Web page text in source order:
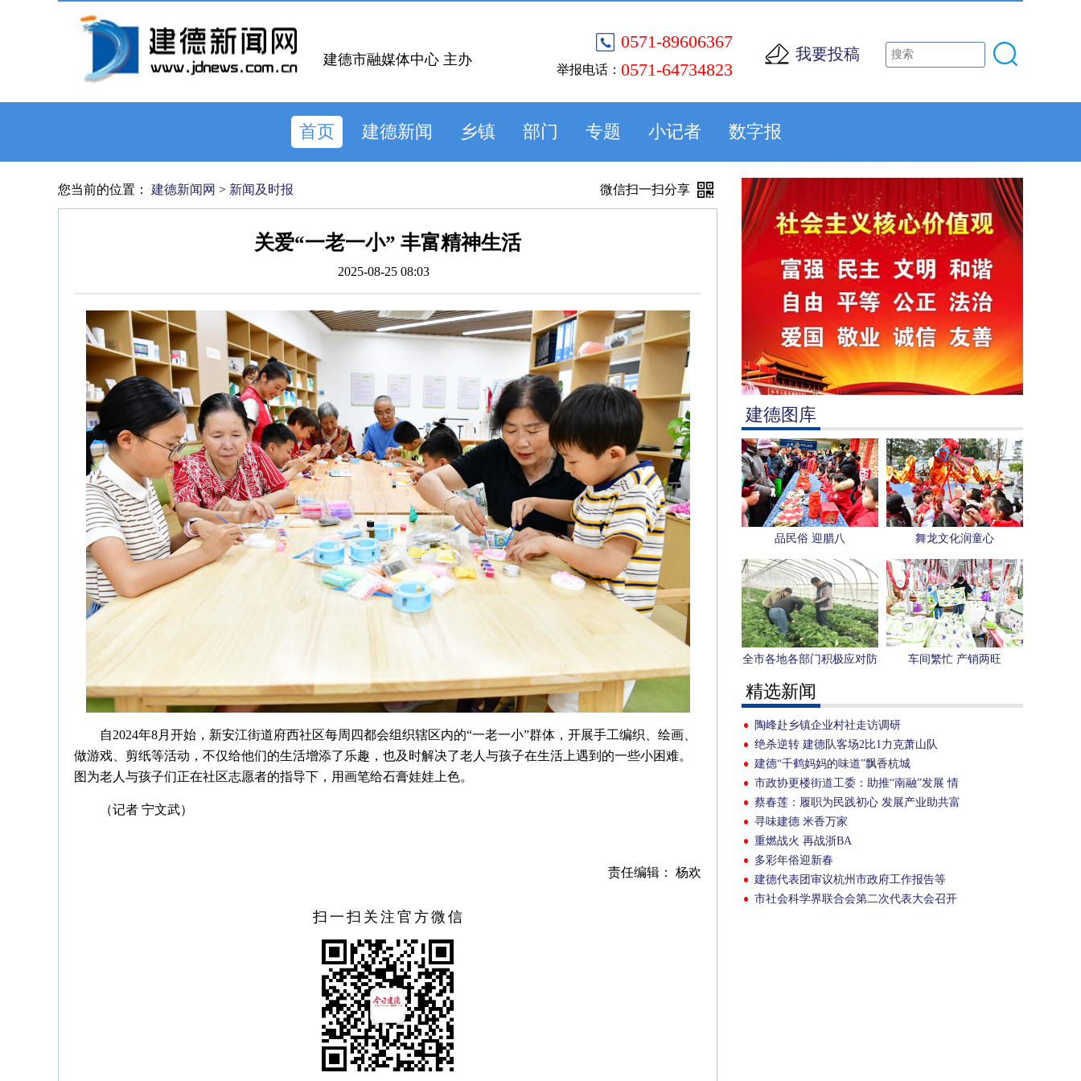
0571-89606367
举报电话： 0571-64734823
我要投稿
建德市融媒体中心 主办
首页 建德新闻 乡镇 部门 专题 小记者 数字报
建德图库
品民俗 迎腊八 舞龙文化润童心
全市各地各部门积极应对防
范低温冰冻影响
车间繁忙 产销两旺
精选新闻
陶峰赴乡镇企业村社走访调研
绝杀逆转 建德队客场2比1力克萧山队
建德“千鹤妈妈的味道”飘香杭城
市政协更楼街道工委：助推“南融”发展 情
系“民生”关切
蔡春莲：履职为民践初心 发展产业助共富
寻味建德 米香万家
重燃战火 再战浙BA
多彩年俗迎新春
建德代表团审议杭州市政府工作报告等
市社会科学界联合会第二次代表大会召开
您当前的位置： 建德新闻网 > 新闻及时报 微信扫一扫分享
关爱“一老一小” 丰富精神生活
2025-08-25 08:03
自2024年8月开始，新安江街道府西社区每周四都会组织辖区内的“一老一小”群体，开展手工编织、绘画、
做游戏、剪纸等活动，不仅给他们的生活增添了乐趣，也及时解决了老人与孩子在生活上遇到的一些小困难。
图为老人与孩子们正在社区志愿者的指导下，用画笔给石膏娃娃上色。
（记者 宁文武）
责任编辑： 杨欢
扫一扫关注官方微信